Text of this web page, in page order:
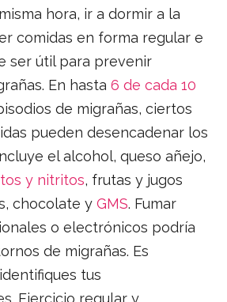
hora, ir a dormir a la
comidas en forma regular e
ser útil para prevenir
En hasta 6 de cada 10
de migrañas, ciertos
pueden desencadenar los
el alcohol, queso añejo,
y nitritos, frutas y jugos
chocolate y GMS. Fumar
o electrónicos podría
de migrañas. Es
tus
Ejercicio regular y